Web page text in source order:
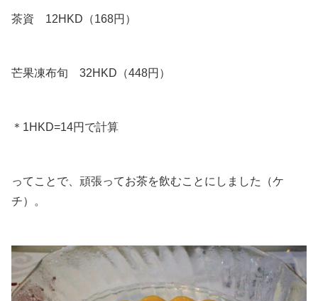
茶資 12HKD（168円）
芒果凍布旬 32HKD（448円）
＊1HKD=14円で計算
ってことで、頑張ってお茶を飲むことにしました（ケ
チ）。